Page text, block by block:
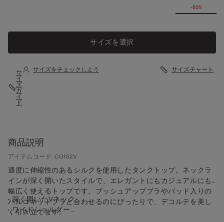
-50%
サイズを選択
サ
イ
ズ
ガ
イ
ド
サイズをチェックしよう サイズチャート
商品説明
アイテムコード: CG162V
適度に伸縮性のあるシルクを使用したタンクトップ。ネックラ
インが深く開いたスタイルで、エレガントにもカジュアルにも
幅広く使えるトップです。プッシュアップブラやパッド入りの
バルコネットブラと合わせるのにぴったりで、デコルテを美し
く引き立てます。
• 深く開いたVネック
• ワイドショルダー